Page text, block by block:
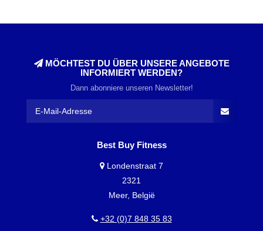
MÖCHTEST DU ÜBER UNSERE ANGEBOTE
INFORMIERT WERDEN?
Dann abonniere unseren Newsletter!
Best Buy Fitness
Londenstraat 7
2321
Meer, België
+32 (0)7 848 35 83